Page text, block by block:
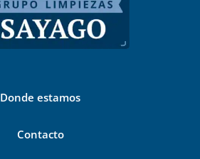
Donde estamos
Contacto